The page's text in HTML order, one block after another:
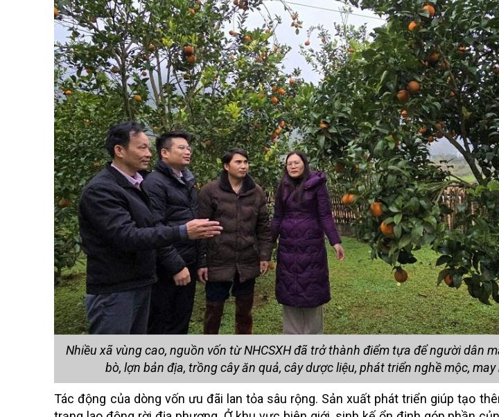
Nhiều xã vùng cao, nguồn vốn từ NHCSXH đã trở thành điểm tựa để người dân
bò, lợn bản địa, trồng cây ăn quả, cây dược liệu, phát triển nghề mộc,
Tác động của dòng vốn ưu đãi lan tỏa sâu rộng. Sản xuất phát triển giúp tạo